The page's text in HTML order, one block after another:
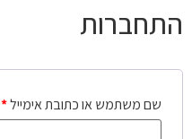
התחברות
שם משתמש או כתובת אימייל*